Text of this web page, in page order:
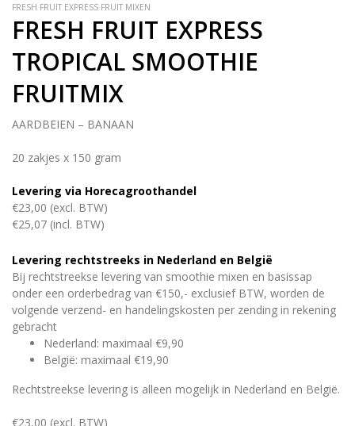
FRESH FRUIT EXPRESS FRUIT MIXEN
FRESH FRUIT EXPRESS
TROPICAL SMOOTHIE
FRUITMIX
AARDBEIEN – BANAAN
20 zakjes x 150 gram
Levering via Horecagroothandel
€23,00 (excl. BTW)
€25,07 (incl. BTW)
Levering rechtstreeks in Nederland en België
Bij rechtstreekse levering van smoothie mixen en basissap
onder een orderbedrag van €150,- exclusief BTW, worden de
volgende verzend- en handelingskosten per zending in rekening
gebracht
Nederland: maximaal €9,90
België: maximaal €19,90
Rechtstreekse levering is alleen mogelijk in Nederland en België.
€23,00 (excl. BTW)